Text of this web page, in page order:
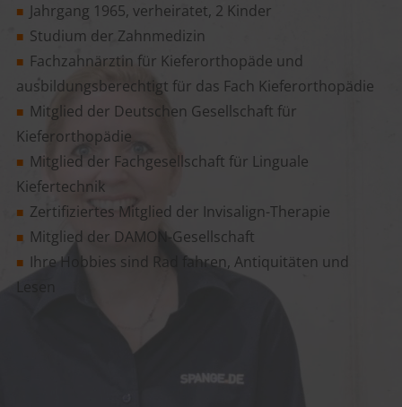
■ Jahrgang 1965, verheiratet, 2 Kinder
■ Studium der Zahnmedizin
■ Fachzahnärztin für Kieferorthopäde und
ausbildungsberechtigt für das Fach Kieferorthopädie
■ Mitglied der Deutschen Gesellschaft für
Kieferorthopädie
■ Mitglied der Fachgesellschaft für Linguale
Kiefertechnik
■ Zertifiziertes Mitglied der Invisalign-Therapie
■ Mitglied der DAMON-Gesellschaft
■ Ihre Hobbies sind Rad fahren, Antiquitäten und
Lesen